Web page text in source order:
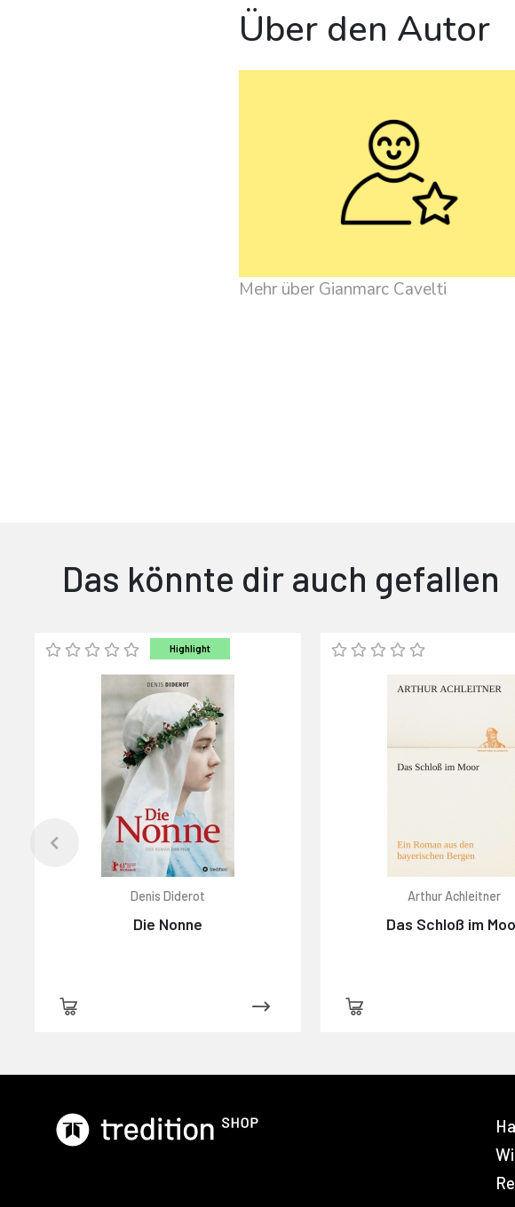
Über den Autor
Mehr über Gianmarc Cavelti
Das könnte dir auch gefallen
Highlight
Denis Diderot
Die Nonne
Arthur Achleitner
Das Schloß im